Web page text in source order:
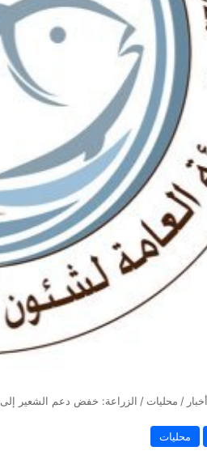
أخبار / محليات / الزراعة: خفض دعم الشعير إلى 1.5 دينار على جميع المربين
محليات